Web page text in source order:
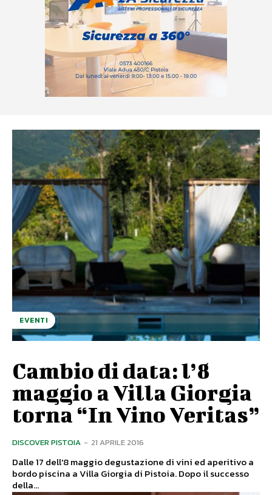
EVENTI
Cambio di data: l’8
maggio a Villa Giorgia
torna “In Vino Veritas”
DISCOVER PISTOIA - 21 APRILE 2016
Dalle 17 dell'8 maggio degustazione di vini ed aperitivo a
bordo piscina a Villa Giorgia di Pistoia. Dopo il successo
della...